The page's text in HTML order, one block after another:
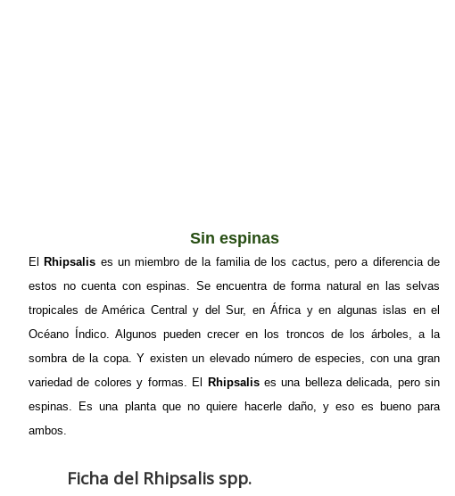
Sin espinas
El Rhipsalis es un miembro de la familia de los cactus, pero a diferencia de
estos no cuenta con espinas. Se encuentra de forma natural en las selvas
tropicales de América Central y del Sur, en África y en algunas islas en el
Océano Índico. Algunos pueden crecer en los troncos de los árboles, a la
sombra de la copa. Y existen un elevado número de especies, con una gran
variedad de colores y formas. El
Rhipsalises una belleza delicada, pero sin
espinas. Es una planta que no quiere hacerle daño, y eso es bueno para
ambos.
Ficha del Rhipsalis spp.